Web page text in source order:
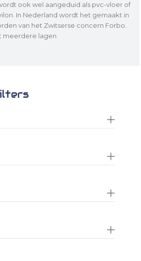
ook wel aangeduid als pvc-vloer of
In Nederland wordt het gemaakt in
van het Zwitserse concern Forbo.
meerdere lagen.